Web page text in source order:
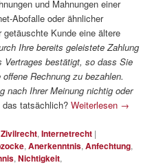
und Mahnungen einer
Abofalle oder ähnlicher
Kunde eine ältere
Ihre bereits geleistete Zahlung
bestätigt, so dass Sie
Rechnung zu bezahlen.
nach Ihrer Meinung nichtig oder
tatsächlich?Weiterlesen →
,Internetrecht |
,Anerkenntnis,Anfechtung,
,Nichtigkeit,